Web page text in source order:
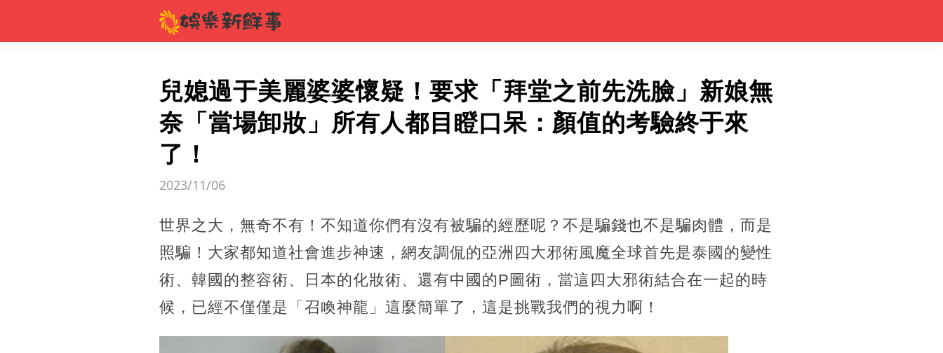
兒媳過于美麗婆婆懷疑！要求「拜堂之前先洗臉」新娘無
奈「當場卸妝」所有人都目瞪口呆：顏值的考驗終于來
了！
2023/11/06
世界之大，無奇不有！不知道你們有沒有被騙的經歷呢？不是騙錢也不是騙肉體，而是
照騙！大家都知道社會進步神速，網友調侃的亞洲四大邪術風魔全球首先是泰國的變性
術、韓國的整容術、日本的化妝術、還有中國的P圖術，當這四大邪術結合在一起的時
候，已經不僅僅是「召喚神龍」這麼簡單了，這是挑戰我們的視力啊！